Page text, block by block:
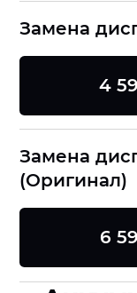
Замена
4
Замена
(Оригинал)
6